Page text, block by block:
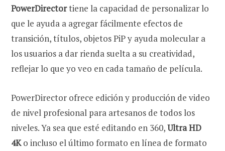
PowerDirectortiene la capacidad de personalizar lo
que le ayuda a agregar fácilmente efectos de
transición, títulos, objetos PiP y ayuda molecular a
los usuarios a dar rienda suelta a su creatividad,
reflejar lo que yo veo en cada tamaño de película.
PowerDirector ofrece edición y producción de video
de nivel profesional para artesanos de todos los
niveles. Ya sea que esté editando en 360,Ultra HD
4Ko incluso el último formato en línea de formato